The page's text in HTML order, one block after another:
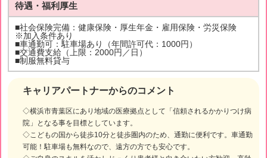
キャリアパートナーからのコメント
◇横浜市青葉区にあり地域の医療拠点として「信頼されるかかりつけ病
院」となる事を目標としています。
◇こどもの国から徒歩10分と徒歩圏内のため、通勤に便利です。車通勤
可能！駐車場も無料なので、遠方の方でも安心です。
待遇・福利厚生
■社会保険完備：健康保険・厚生年金・雇用保険・労災保険
※加入条件あり
■車通勤可：駐車場あり（年間許可代：1000円）
■交通費支給（上限：2000円／日）
■制服無料貸与